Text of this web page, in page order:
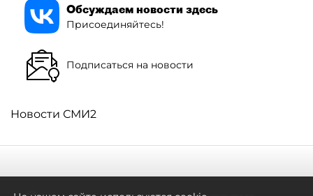
Обсуждаем новости здесь
Присоединяйтесь!
Подписаться на новости
Новости СМИ2